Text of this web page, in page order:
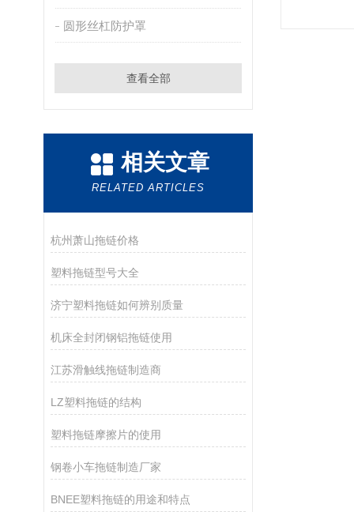
圆形丝杠防护罩
查看全部
相关文章
RELATED ARTICLES
杭州萧山拖链价格
塑料拖链型号大全
济宁塑料拖链如何辨别质量
机床全封闭钢铝拖链使用
江苏滑触线拖链制造商
LZ塑料拖链的结构
塑料拖链摩擦片的使用
钢卷小车拖链制造厂家
BNEE塑料拖链的用途和特点